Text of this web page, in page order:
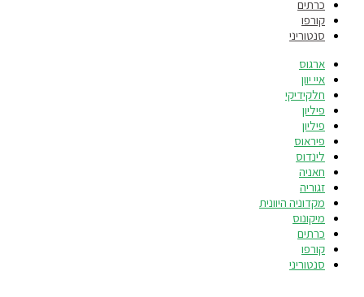
כרתים
קורפו
סנטוריני
ארגוס
איי יוון
חלקידיקי
פיליון
פיליון
פיראוס
לינדוס
חאניה
זגוריה
מקדוניה היוונית
מיקונוס
כרתים
קורפו
סנטוריני